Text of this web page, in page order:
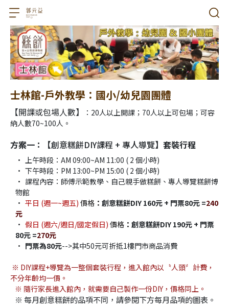
士林館-戶外教學：國小/幼兒園團體
【開課或包場人數】
：20人以上開課；70人以上可包場；可容
納人數70~100人。
方案一：【創意糕餅DIY課程 + 專人導覽】套裝行程
上午時段：AM 09:00~AM 11:00 ( 2 個小時)
下午時段：PM 13:00~PM 15:00 ( 2 個小時)
課程內容：師傅示範教學、自己親手做糕餅、專人導覽糕餅博
物館
平日 (週一~週五) 價格 ： 創意糕餅DIY 160元 + 門票80元 =240
元
假日 (週六/週日/國定假日) 價格 ： 創意糕餅DIY 190元 + 門票
80元 =270元
門票為80元-->其中50元可折抵1樓門市商品消費
※ DIY課程+導覽為一整個套裝行程，進入館內以〝人頭〞計費，
不分年齡均一價。
   ※ 隨行家長進入館內，就需要自己製作一份DIY，價格同上。
   ※ 每月創意糕餅的品項不同，請參閱下方每月品項的圖表。